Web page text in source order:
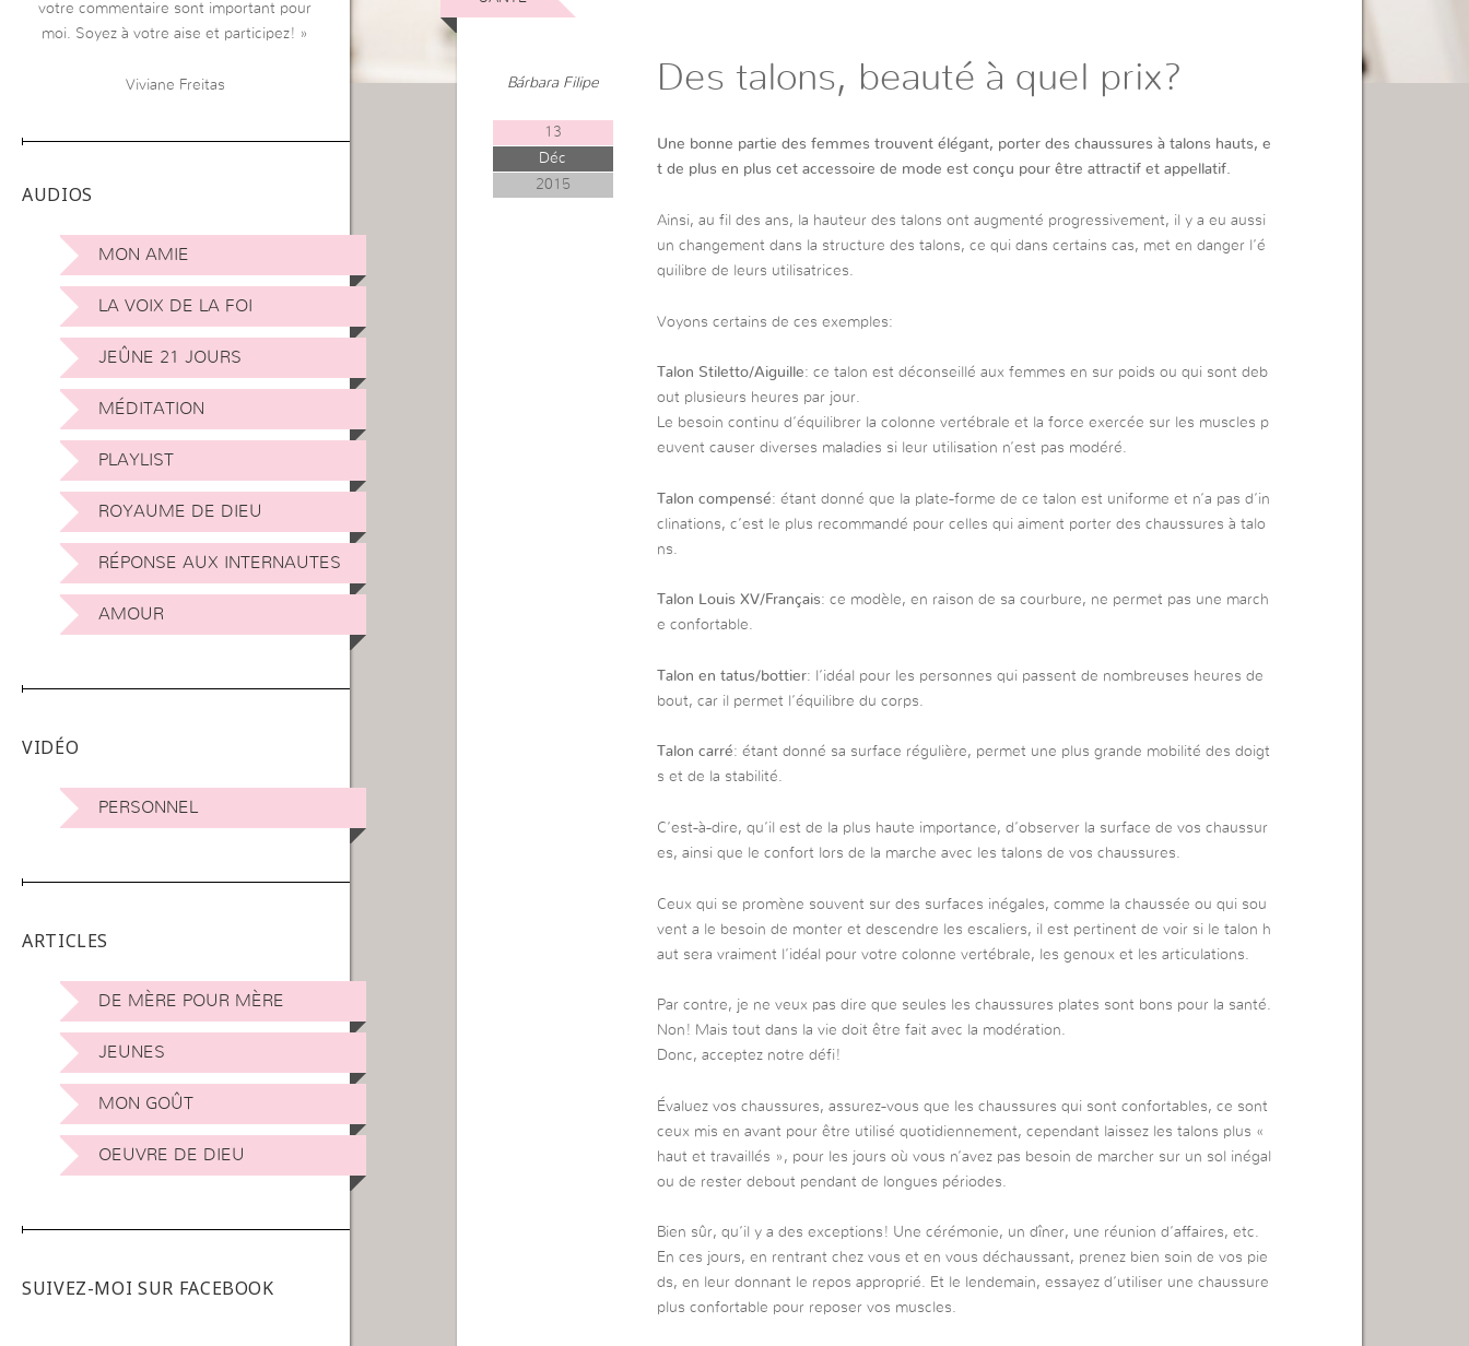
votre commentaire sont important pour
moi. Soyez à votre aise et participez! »
Viviane Freitas
AUDIOS
MON AMIE
LA VOIX DE LA FOI
JEÛNE 21 JOURS
MÉDITATION
PLAYLIST
ROYAUME DE DIEU
RÉPONSE AUX INTERNAUTES
AMOUR
VIDÉO
PERSONNEL
ARTICLES
DE MÈRE POUR MÈRE
JEUNES
MON GOÛT
OEUVRE DE DIEU
SUIVEZ-MOI SUR FACEBOOK
Bárbara Filipe
13
Déc
2015
Des talons, beauté à quel prix?
Une bonne partie des femmes trouvent élégant, porter des chaussures à talons hauts, e
t de plus en plus cet accessoire de mode est conçu pour être attractif et appellatif.
Ainsi, au fil des ans, la hauteur des talons ont augmenté progressivement, il y a eu aussi
un changement dans la structure des talons, ce qui dans certains cas, met en danger l’é
quilibre de leurs utilisatrices.
Voyons certains de ces exemples:
Talon Stiletto/Aiguille: ce talon est déconseillé aux femmes en sur poids ou qui sont deb
out plusieurs heures par jour.
Le besoin continu d’équilibrer la colonne vertébrale et la force exercée sur les muscles p
euvent causer diverses maladies si leur utilisation n’est pas modéré.
Talon compensé: étant donné que la plate-forme de ce talon est uniforme et n’a pas d’in
clinations, c’est le plus recommandé pour celles qui aiment porter des chaussures à talo
ns.
Talon Louis XV/Français: ce modèle, en raison de sa courbure, ne permet pas une march
e confortable.
Talon en tatus/bottier: l’idéal pour les personnes qui passent de nombreuses heures de
bout, car il permet l’équilibre du corps.
Talon carré: étant donné sa surface régulière, permet une plus grande mobilité des doigt
s et de la stabilité.
C’est-à-dire, qu’il est de la plus haute importance, d’observer la surface de vos chaussur
es, ainsi que le confort lors de la marche avec les talons de vos chaussures.
Ceux qui se promène souvent sur des surfaces inégales, comme la chaussée ou qui sou
vent a le besoin de monter et descendre les escaliers, il est pertinent de voir si le talon h
aut sera vraiment l’idéal pour votre colonne vertébrale, les genoux et les articulations.
Par contre, je ne veux pas dire que seules les chaussures plates sont bons pour la santé.
Non! Mais tout dans la vie doit être fait avec la modération.
Donc, acceptez notre défi!
Évaluez vos chaussures, assurez-vous que les chaussures qui sont confortables, ce sont
ceux mis en avant pour être utilisé quotidiennement, cependant laissez les talons plus «
haut et travaillés », pour les jours où vous n’avez pas besoin de marcher sur un sol inégal
ou de rester debout pendant de longues périodes.
Bien sûr, qu’il y a des exceptions! Une cérémonie, un dîner, une réunion d’affaires, etc.
En ces jours, en rentrant chez vous et en vous déchaussant, prenez bien soin de vos pie
ds, en leur donnant le repos approprié. Et le lendemain, essayez d’utiliser une chaussure
plus confortable pour reposer vos muscles.